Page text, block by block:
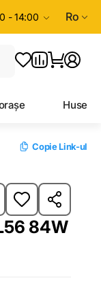
- 14:00 Ro
Huse
Copie Link-ul
84W